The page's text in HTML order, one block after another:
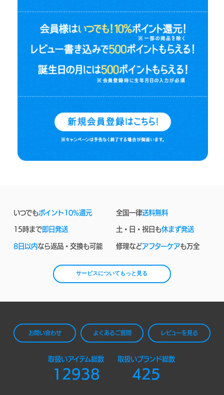
いつでもポイント10%還元 全国一律送料無料
15時まで即日発送 土・日・祝日も休まず発送
8日以内なら返品・交換も可能 修理などアフターケアも万全
サービスについてもっと見る
お問い合わせ よくあるご質問 レビューを見る
取扱いアイテム総数
12938
取扱いブランド総数
425